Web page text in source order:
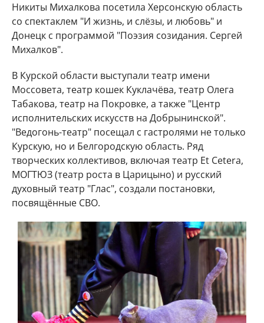
Никиты Михалкова посетила Херсонскую область
со спектаклем "И жизнь, и слёзы, и любовь" и
Донецк с программой "Поэзия созидания. Сергей
Михалков".
В Курской области выступали театр имени
Моссовета, театр кошек Куклачёва, театр Олега
Табакова, театр на Покровке, а также "Центр
исполнительских искусств на Добрынинской".
"Ведогонь-театр" посещал с гастролями не только
Курскую, но и Белгородскую область. Ряд
творческих коллективов, включая театр Et Cetera,
МОГТЮЗ (театр роста в Царицыно) и русский
духовный театр "Глас", создали постановки,
посвящённые СВО.